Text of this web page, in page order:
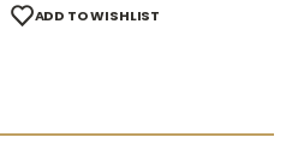
ADD TO WISHLIST